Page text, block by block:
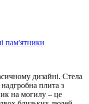
пам'ятники
дизайні. Стела
надгробна плита з
на могилу – це